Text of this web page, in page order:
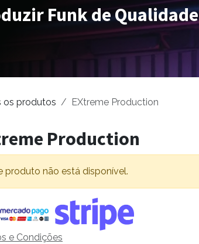
Funk de Qualidade
os produtos EXtreme Production
Production
produto não está disponível.
e Condições